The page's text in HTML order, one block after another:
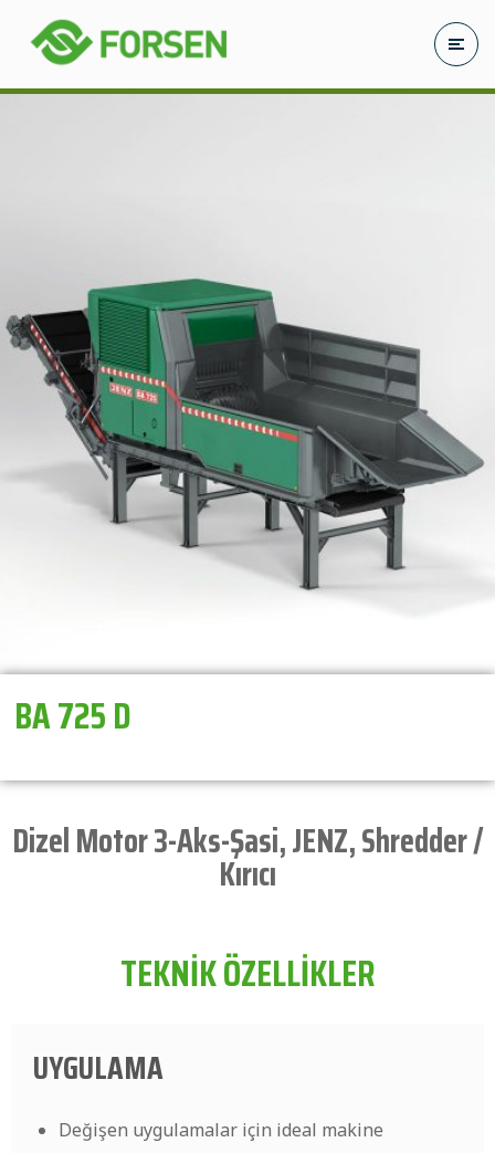
BA 725 D
Dizel Motor 3-Aks-Şasi,JENZ,Shredder /
Kırıcı
TEKNİK ÖZELLİKLER
UYGULAMA
Değişen uygulamalar için ideal makine